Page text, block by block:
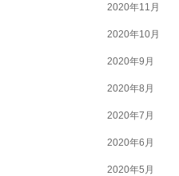
2020年11月
2020年10月
2020年9月
2020年8月
2020年7月
2020年6月
2020年5月